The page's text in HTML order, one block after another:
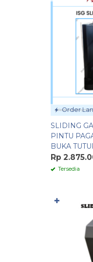
Order
SLIDING
PINTU
BUKA
Rp
Tersedia
✚